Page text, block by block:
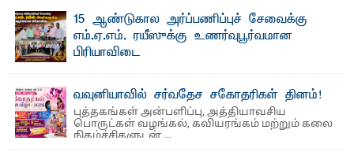
ஜே. எப். காமிலா பேகம்- இ லங்கை அரசாங்கம் அரசுசாரா
அமைப்புகள் (NGO) தொடர்பான புதிய சட்டமூலத்தை ...
15 ஆண்டுகால அர்ப்பணிப்புச் சேவைக்கு
எம்.ஏ.எம். ரயீஸுக்கு உணர்வுபூர்வமான
பிரியாவிடை
வவுனியாவில் சர்வதேச சகோதரிகள் தினம்!
புத்தகங்கள் அன்பளிப்பு, அத்தியாவசிய
பொருட்கள் வழங்கல், கவியரங்கம் மற்றும் கலை
நிகழ்ச்சிகளுடன் ...